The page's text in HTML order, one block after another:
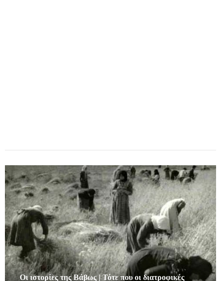
Οι ιστορίες της Βάβως | Τότε που οι διατροφικές